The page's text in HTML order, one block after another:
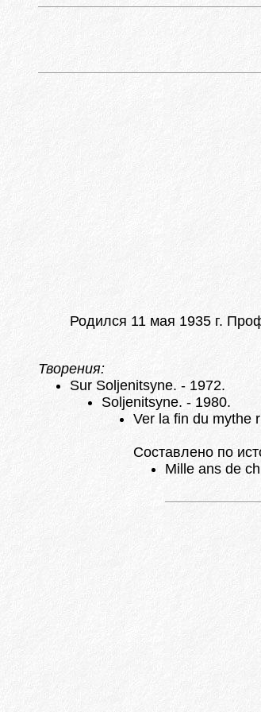
Родился 11 мая 1935 г.
Творения:
Sur Soljenitsyne. - 1972.
Soljenitsyne. - 1980.
Ver la fin du mythe
Составлено по
Mille ans de